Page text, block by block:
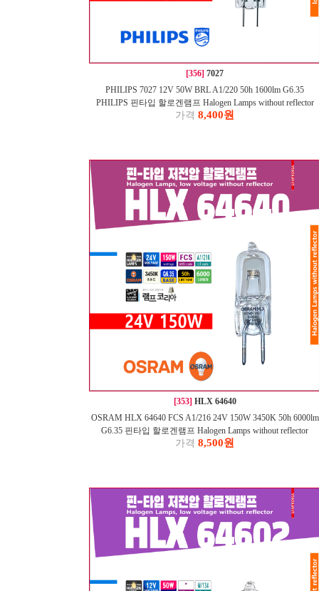
[356] 7027
PHILIPS 7027 12V 50W BRL A1/220 50h 1600lm G6.35
PHILIPS 핀타입 할로겐램프 Halogen Lamps without reflector
가격 8,400원
[353] HLX 64640
OSRAM HLX 64640 FCS A1/216 24V 150W 3450K 50h 6000lm
G6.35 핀타입 할로겐램프 Halogen Lamps without reflector
가격 8,500원